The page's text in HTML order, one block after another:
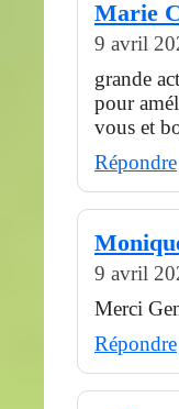
Marie
9 avril
grande
pour
vous et
Répondre
9 avril
Merci
Répondre